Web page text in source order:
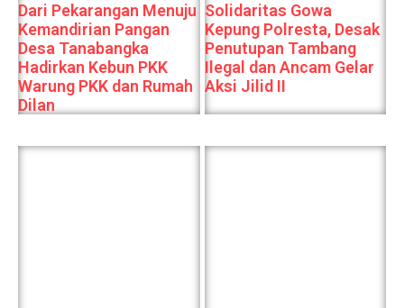
Dari Pekarangan Menuju
Kemandirian Pangan
Desa Tanabangka
Hadirkan Kebun PKK
Warung PKK dan Rumah
Dilan
Solidaritas Gowa
Kepung Polresta, Desak
Penutupan Tambang
Ilegal dan Ancam Gelar
Aksi Jilid II